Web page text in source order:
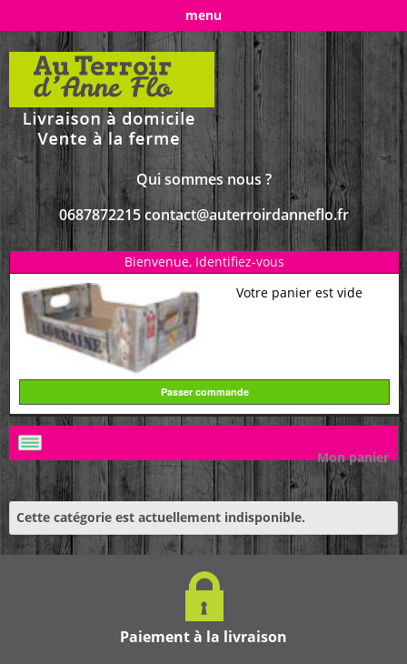
menu
Qui sommes nous ?
0687872215 contact@auterroirdanneflo.fr
Bienvenue, Identifiez-vous
Votre panier est vide
Passer commande
Mon panier
Cette catégorie est actuellement indisponible.
Paiement à la livraison